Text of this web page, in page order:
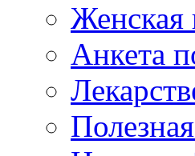
Женская
Анкета